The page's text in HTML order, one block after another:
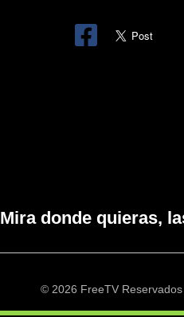
Mira donde quieras,
© 2026 FreeTV